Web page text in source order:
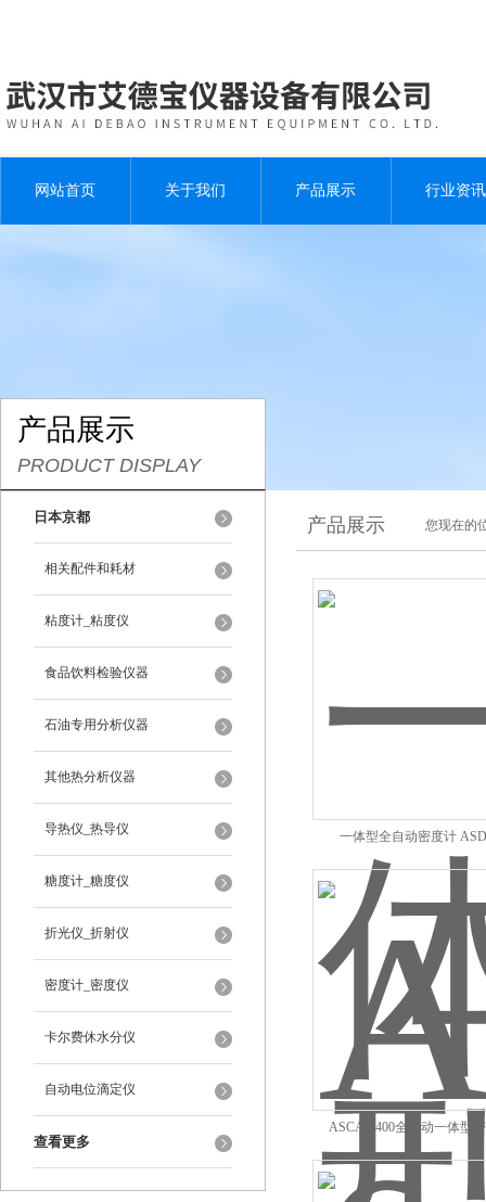
网站首页 关于我们 产品展示 行业资讯
产品展示
PRODUCT DISPLAY
日本京都
相关配件和耗材
粘度计_粘度仪
食品饮料检验仪器
石油专用分析仪器
其他热分析仪器
导热仪_热导仪
糖度计_糖度仪
折光仪_折射仪
密度计_密度仪
卡尔费休水分仪
自动电位滴定仪
查看更多
产品展示 您现在的
一体型全自动密度计
ASCA-6400全自动一体型